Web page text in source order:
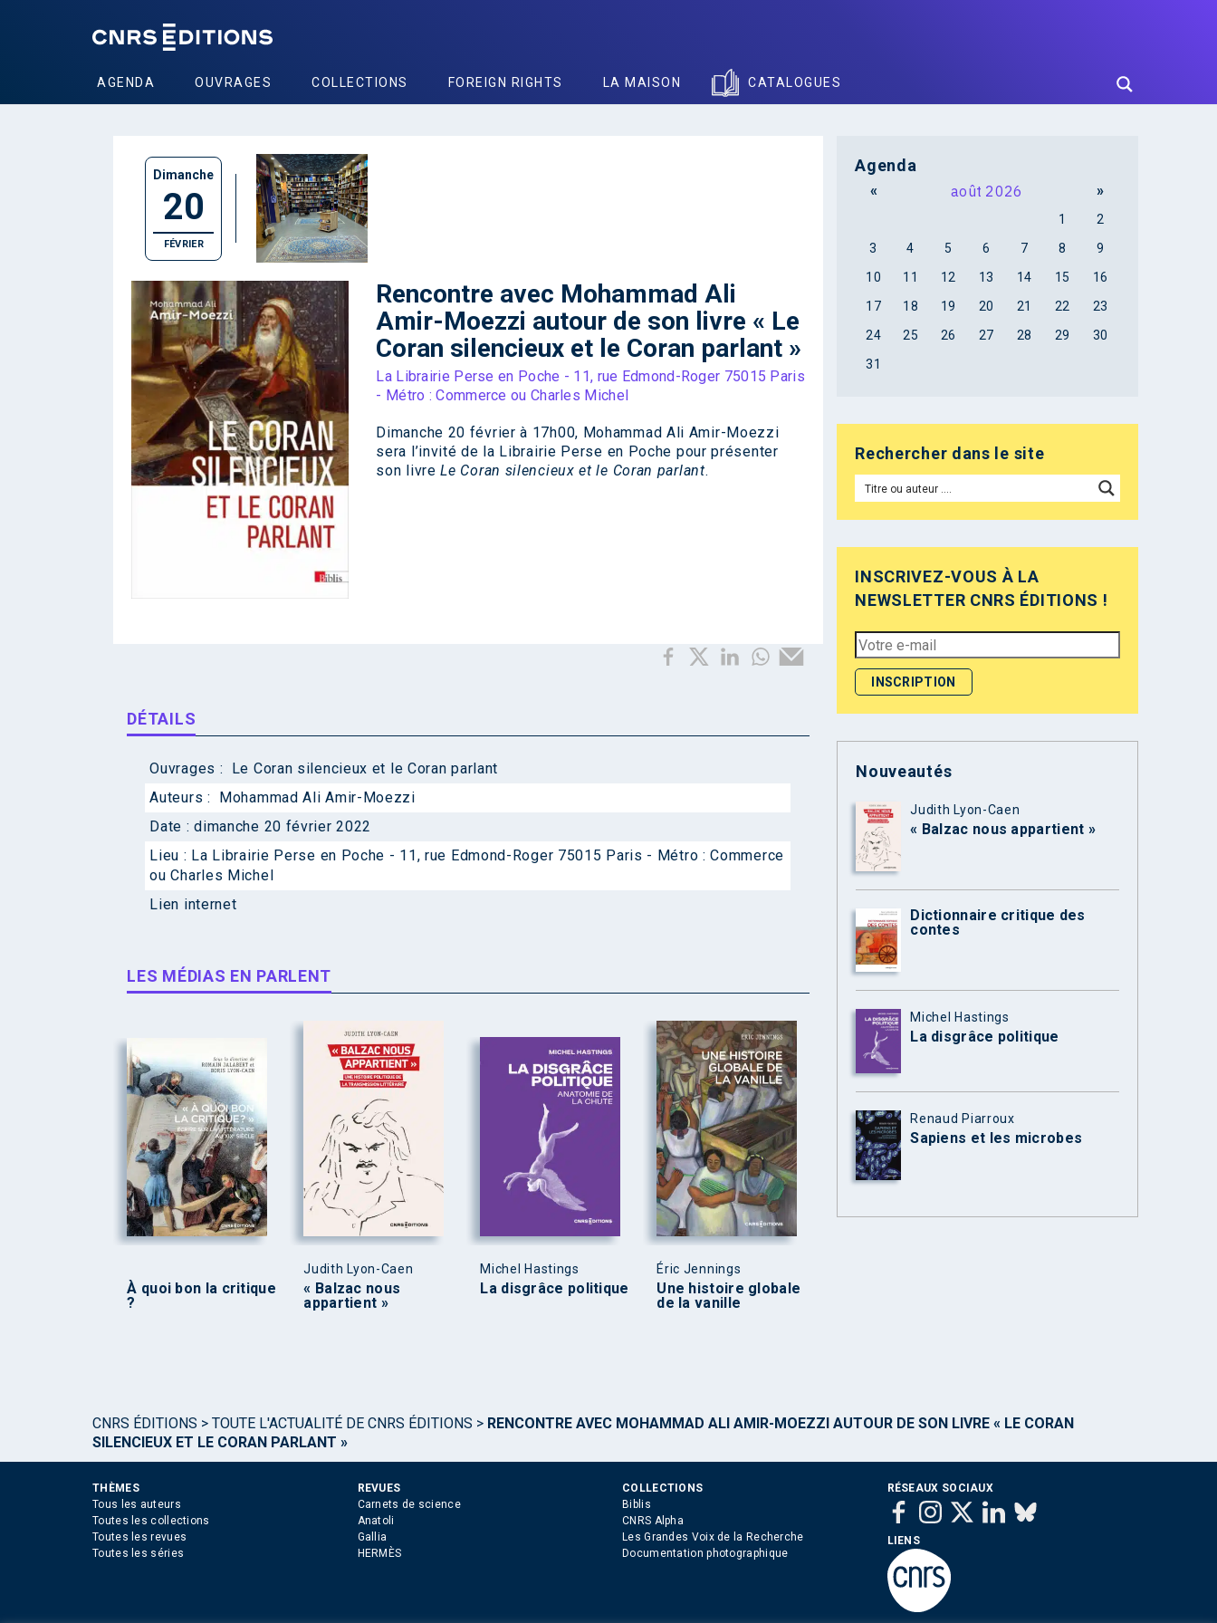
AGENDA OUVRAGES COLLECTIONS FOREIGN RIGHTS LA MAISON CATALOGUES
Dimanche
20
FÉVRIER
Rencontre avec Mohammad Ali
Amir-Moezzi autour de son livre « Le
Coran silencieux et le Coran parlant »
La Librairie Perse en Poche - 11, rue Edmond-Roger 75015 Paris
- Métro : Commerce ou Charles Michel
Dimanche 20 février à 17h00, Mohammad Ali Amir-Moezzi
sera l’invité de la Librairie Perse en Poche pour présenter
son livreLe Coran silencieux et le Coran parlant.
DÉTAILS
Ouvrages :
Le Coran silencieux et le Coran parlant
Auteurs :
Mohammad Ali Amir-Moezzi
Date :dimanche 20 février 2022
Lieu : La Librairie Perse en Poche - 11, rue Edmond-Roger 75015 Paris - Métro : Commerce
ou Charles Michel
Lien internet
LES MÉDIAS EN PARLENT
À quoi bon la critique
?
Judith Lyon-Caen
« Balzac nous
appartient »
Michel Hastings
La disgrâce politique
Éric Jennings
Une histoire globale
de la vanille
Agenda
« août 2026 »
1
2
3
4 5 6 7 8
9
10
11 12 13 14 15
16
17
18 19 20 21 22
23
24
25 26 27 28 29
30
31
Rechercher dans le site
INSCRIVEZ-VOUS À LA
NEWSLETTER CNRS ÉDITIONS !
Nouveautés
Judith Lyon-Caen
« Balzac nous appartient »
Dictionnaire critique des
contes
Michel Hastings
La disgrâce politique
Renaud Piarroux
Sapiens et les microbes
CNRS ÉDITIONS > TOUTE L'ACTUALITÉ DE CNRS ÉDITIONS > RENCONTRE AVEC MOHAMMAD ALI AMIR-MOEZZI AUTOUR DE SON LIVRE « LE CORAN
SILENCIEUX ET LE CORAN PARLANT »
THÈMES
Tous les auteurs
Toutes les collections
Toutes les revues
Toutes les séries
REVUES
Carnets de science
Anatoli
Gallia
HERMÈS
COLLECTIONS
Biblis
CNRS Alpha
Les Grandes Voix de la Recherche
Documentation photographique
RÉSEAUX SOCIAUX
LIENS